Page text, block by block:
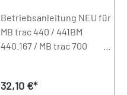
Betriebsanleitung NEU für
MB trac 440 / 441BM
440.167 / MB trac 700
1987BM 440.169 / MB
Regulärer Preis:
32,10 €*